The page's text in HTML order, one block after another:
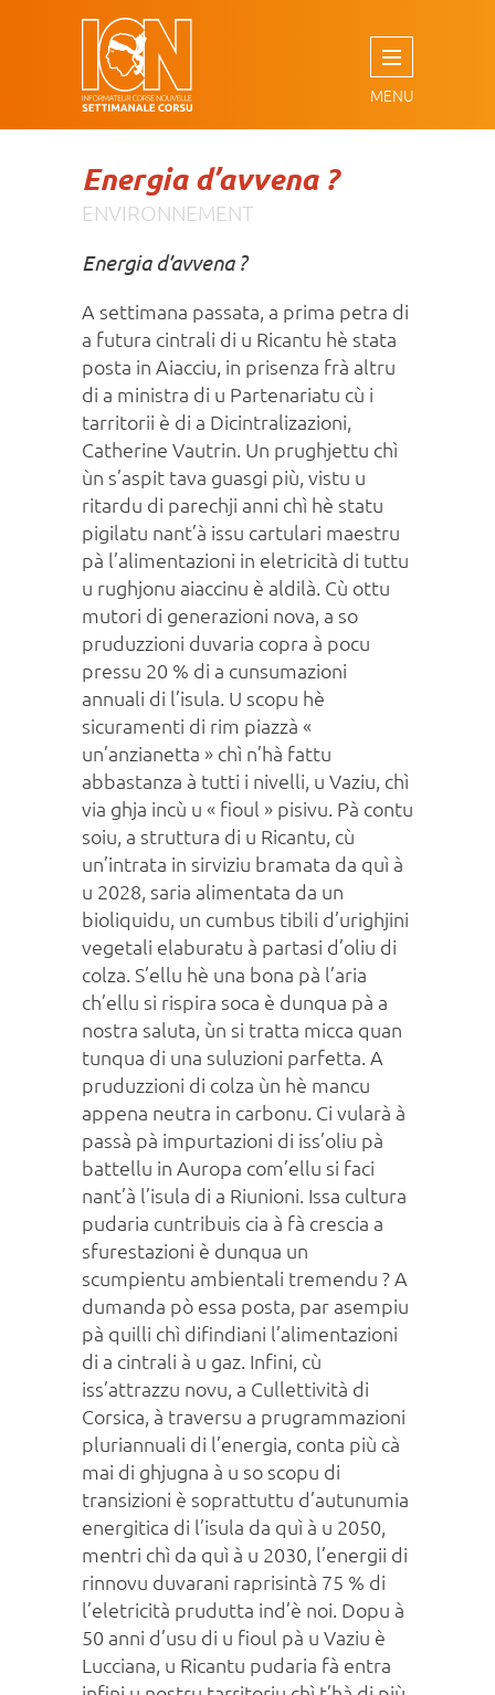
Energia d’avvena ?
ENVIRONNEMENT
Energia d’avvena ?
A settimana passata, a prima petra di
a futura cintrali di u Ricantu hè stata
posta in Aiacciu, in prisenza frà altru
di a ministra di u Partenariatu cù i
tarritorii è di a Dicintralizazioni,
Catherine Vautrin. Un prughjettu chì
ùn s’aspit tava guasgi più, vistu u
ritardu di parechji anni chì hè statu
pigilatu nant’à issu cartulari maestru
pà l’alimentazioni in eletricità di tuttu
u rughjonu aiaccinu è aldilà. Cù ottu
mutori di generazioni nova, a so
pruduzzioni duvaria copra à pocu
pressu 20 % di a cunsumazioni
annuali di l’isula. U scopu hè
sicuramenti di rim piazzà «
un’anzianetta » chì n’hà fattu
abbastanza à tutti i nivelli, u Vaziu, chì
via ghja incù u « fioul » pisivu. Pà contu
soiu, a struttura di u Ricantu, cù
un’intrata in sirviziu bramata da quì à
u 2028, saria alimentata da un
bioliquidu, un cumbus tibili d’urighjini
vegetali elaburatu à partasi d’oliu di
colza. S’ellu hè una bona pà l’aria
ch’ellu si rispira soca è dunqua pà a
nostra saluta, ùn si tratta micca quan
tunqua di una suluzioni parfetta. A
pruduzzioni di colza ùn hè mancu
appena neutra in carbonu. Ci vularà à
passà pà impurtazioni di iss’oliu pà
battellu in Auropa com’ellu si faci
nant’à l’isula di a Riunioni. Issa cultura
pudaria cuntribuis cia à fà crescia a
sfurestazioni è dunqua un
scumpientu ambientali tremendu ? A
dumanda pò essa posta, par asempiu
pà quilli chì difindiani l’alimentazioni
di a cintrali à u gaz. Infini, cù
iss’attrazzu novu, a Cullettività di
Corsica, à traversu a prugrammazioni
pluriannuali di l’energia, conta più cà
mai di ghjugna à u so scopu di
transizioni è soprattuttu d’autunumia
energitica di l’isula da quì à u 2050,
mentri chì da quì à u 2030, l’energii di
rinnovu duvarani raprisintà 75 % di
l’eletricità prudutta ind’è noi. Dopu à
50 anni d’usu di u fioul pà u Vaziu è
Lucciana, u Ricantu pudaria fà entra